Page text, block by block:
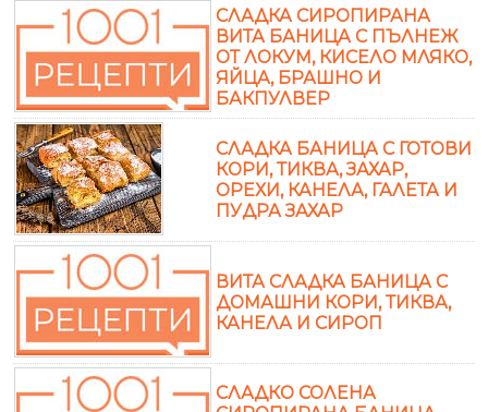
СЛАДКА СИРОПИРАНА
ВИТА БАНИЦА С ПЪЛНЕЖ
ОТ ЛОКУМ, КИСЕЛО МЛЯКО,
ЯЙЦА, БРАШНО И
БАКПУЛВЕР
СЛАДКА БАНИЦА С ГОТОВИ
КОРИ, ТИКВА, ЗАХАР,
ОРЕХИ, КАНЕЛА, ГАЛЕТА И
ПУДРА ЗАХАР
ВИТА СЛАДКА БАНИЦА С
ДОМАШНИ КОРИ, ТИКВА,
КАНЕЛА И СИРОП
СЛАДКО СОЛЕНА